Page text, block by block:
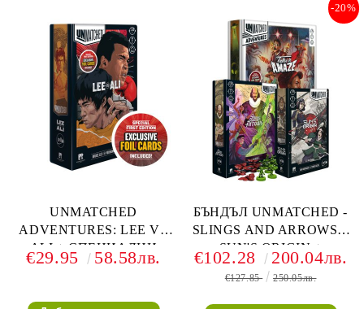
UNMATCHED
ADVENTURES: LEE VS
ALI + СПЕЦИАЛНИ
ФОЙЛ КАРТИ
€29.95 58.58лв.
БЪНДЪЛ UNMATCHED -
SLINGS AND ARROWS +
SUN'S ORIGIN +
ADVENTURES: TALES
TO AMAZE + ПОДАРЪК
ДЕЛУКС ФИГУРКИ
-20%
€102.28 200.04лв.
€127.85 250.05лв.